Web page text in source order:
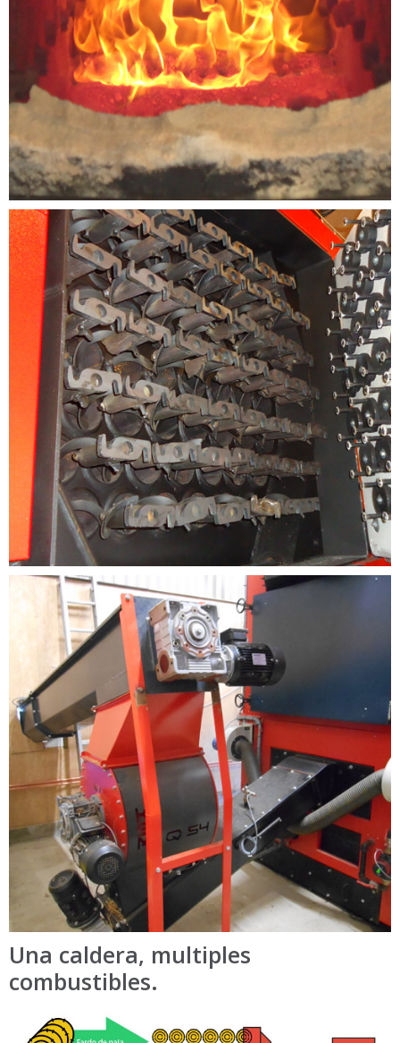
Una caldera, multiples
combustibles.